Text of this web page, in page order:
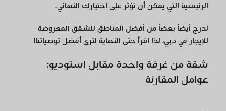
الرئيسية التي يمكن أن تؤثر على اختيارك النهائي.
ندرج أيضاً بعضاً من أفضل المناطق للشقق المعروضة
للإيجار في دبي، لذا اقرأ حتى النهاية لترى أفضل توصياتنا!
شقة من غرفة واحدة مقابل استوديو:
عوامل المقارنة